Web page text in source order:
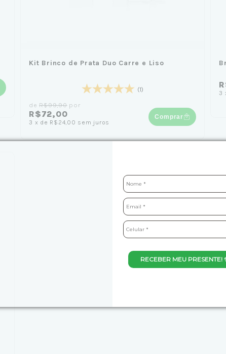
RECEBER MEU PRESENTE!
Kit Brinco de Prata Duo Carre e Liso
(1)
deR$99,90por
R$72,00
3 x de R$24,00 sem juros
Comprar
3